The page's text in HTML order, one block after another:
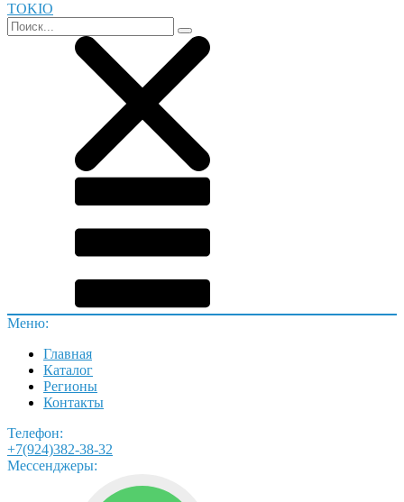
TOKIO
Меню:
Главная
Каталог
Регионы
Контакты
Телефон:
+7(924)382-38-32
Мессенджеры: